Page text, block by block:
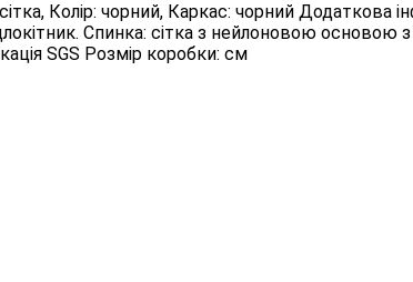
Колір: чорний, Каркас: чорний Додаткова
Спинка: сітка з нейлоновою
SGS Розмір коробки: см